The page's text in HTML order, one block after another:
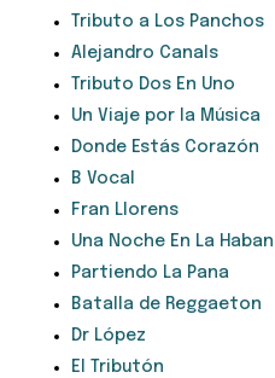
Tributo a Los Panchos
Alejandro Canals
Tributo Dos En Uno
Un Viaje por la Música
Donde Estás Corazón
B Vocal
Fran Llorens
Una Noche En La
Partiendo La Pana
Batalla de Reggaeton
Dr López
El Tributón